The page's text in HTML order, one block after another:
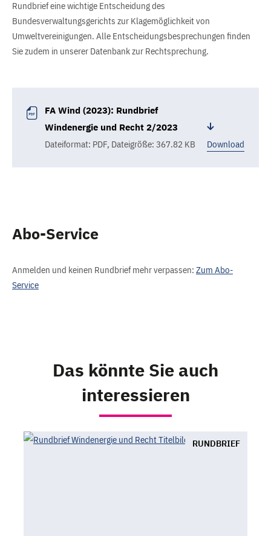
Rundbrief eine wichtige Entscheidung des
Bundesverwaltungsgerichts zur Klagemöglichkeit von
Umweltvereinigungen. Alle Entscheidungsbesprechungen finden
Sie zudem in unserer Datenbank zur Rechtsprechung.
FA Wind (2023): Rundbrief
Windenergie und Recht 2/2023
Dateiformat: PDF, Dateigröße: 367.82 KB Download
Abo-Service
Anmelden und keinen Rundbrief mehr verpassen: Zum Abo-
Service
Das könnte Sie auch
interessieren
RUNDBRIEF